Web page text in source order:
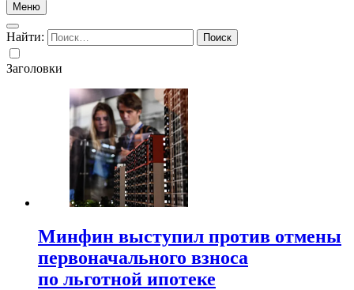
Меню
Найти:
Заголовки
Минфин выступил против отмены
первоначального взноса
по льготной ипотеке